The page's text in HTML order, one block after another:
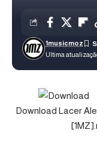
Ultima
1musicmoz
Download Lacer